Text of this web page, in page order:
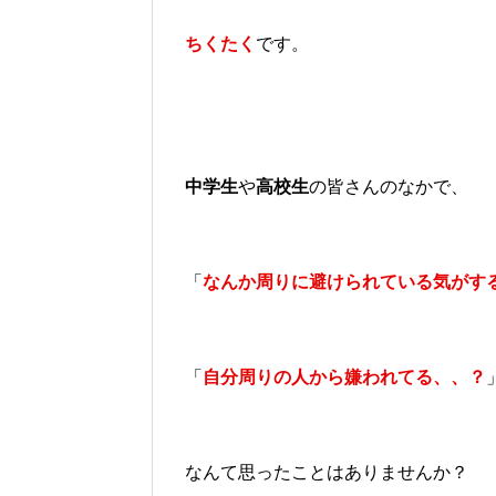
ちくたく です。
中学生や高校生の皆さんのなかで、
「 なんか周りに避けられている気がす
「 自分周りの人から嫌われてる、、？ 」
なんて思ったことはありませんか？